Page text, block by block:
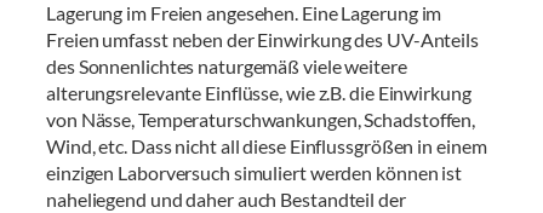
Lagerung im Freien angesehen. Eine Lagerung im
Freien umfasst neben der Einwirkung des UV-Anteils
des Sonnenlichtes naturgemäß viele weitere
alterungsrelevante Einflüsse, wie z.B. die Einwirkung
von Nässe, Temperaturschwankungen, Schadstoffen,
Wind, etc. Dass nicht all diese Einflussgrößen in einem
einzigen Laborversuch simuliert werden können ist
naheliegend und daher auch Bestandteil der